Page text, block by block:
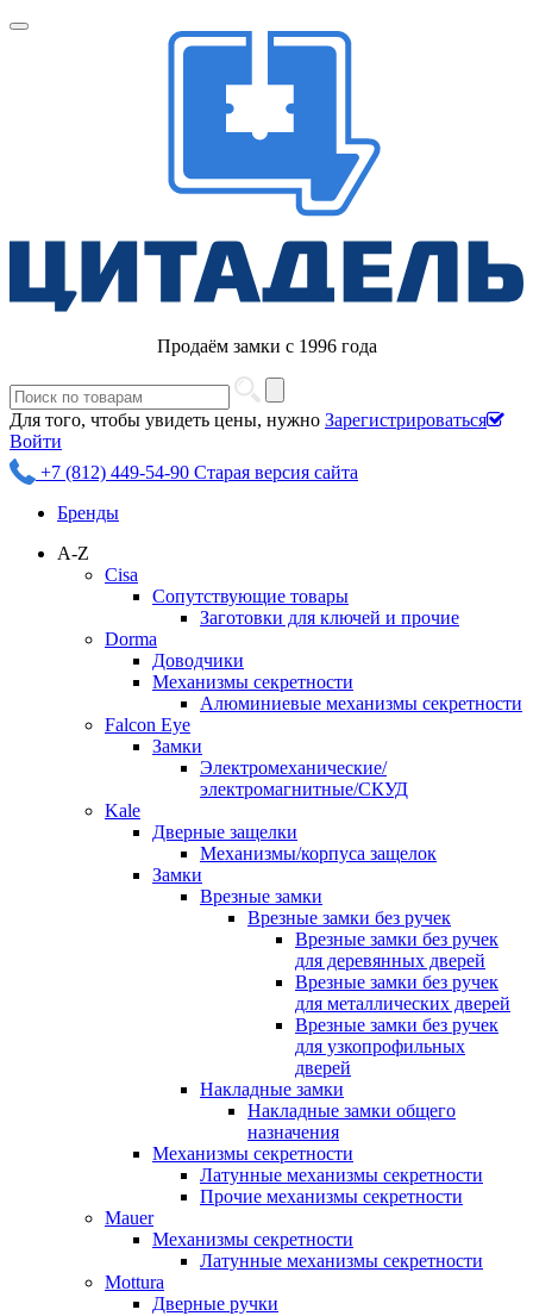
Продаём замки с 1996 года
Для того, чтобы увидеть цены, нужно Зарегистрироваться
Войти
+7 (812) 449-54-90 Старая версия сайта
Бренды
A-Z
Cisa
Сопутствующие товары
Заготовки для ключей и прочие
Dorma
Доводчики
Механизмы секретности
Алюминиевые механизмы секретности
Falcon Eye
Замки
Электромеханические/
электромагнитные/СКУД
Kale
Дверные защелки
Механизмы/корпуса защелок
Замки
Врезные замки
Врезные замки без ручек
Врезные замки без ручек
для деревянных дверей
Врезные замки без ручек
для металлических дверей
Врезные замки без ручек
для узкопрофильных
дверей
Накладные замки
Накладные замки общего
назначения
Механизмы секретности
Латунные механизмы секретности
Прочие механизмы секретности
Mauer
Механизмы секретности
Латунные механизмы секретности
Mottura
Дверные ручки